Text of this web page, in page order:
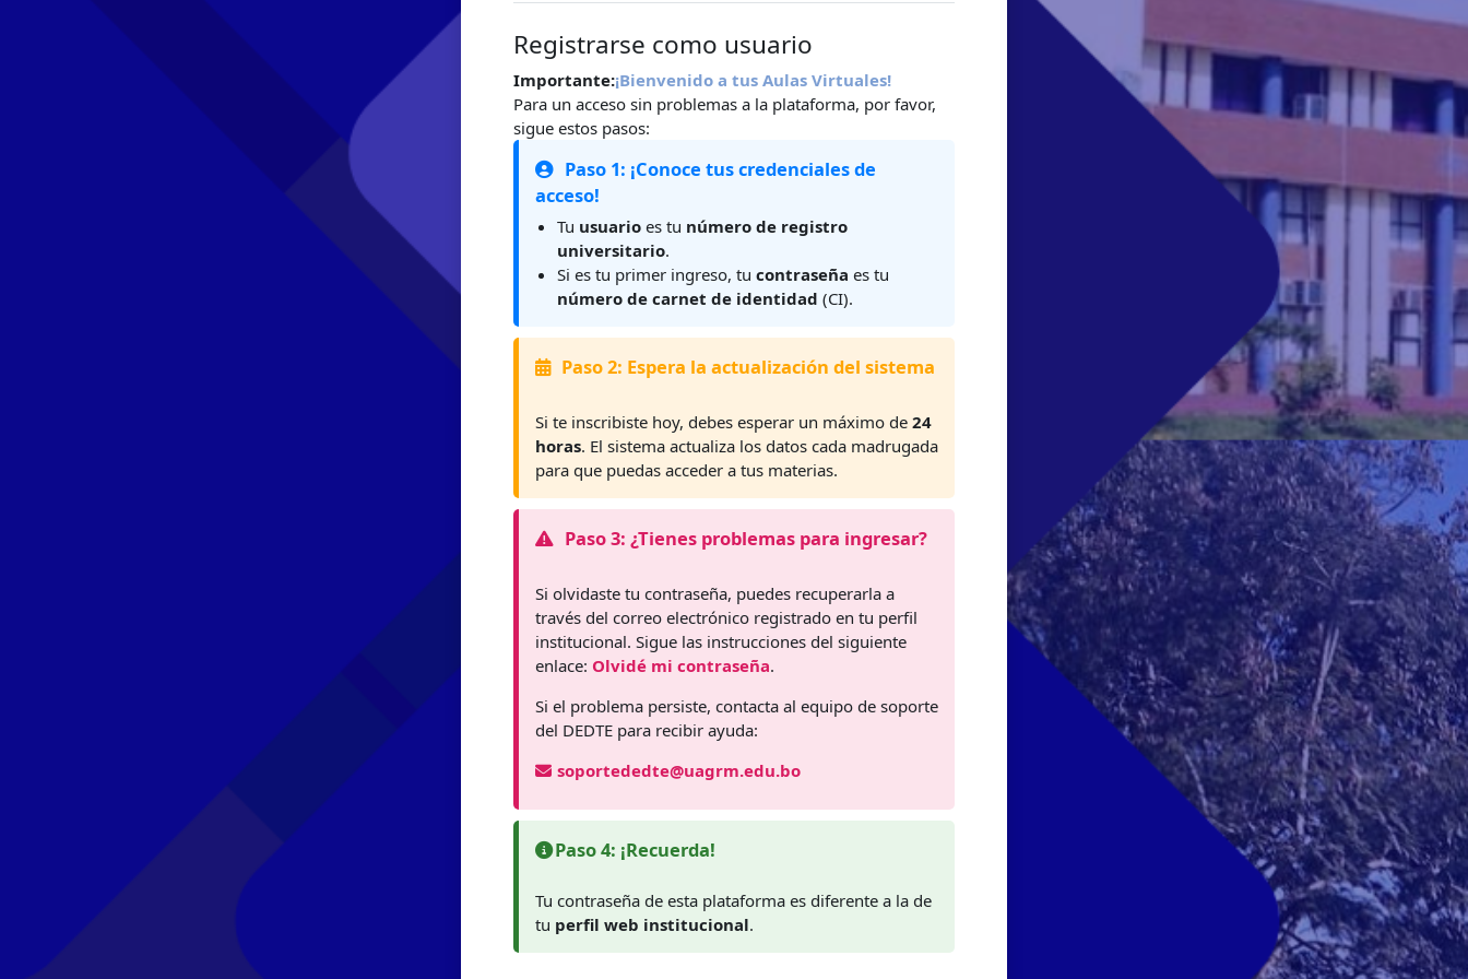
Registrarse como usuario
Importante:¡Bienvenido a tus Aulas Virtuales!
Para un acceso sin problemas a la plataforma, por favor,
sigue estos pasos:
Paso 1: ¡Conoce tus credenciales de
acceso!
Tu usuario es tu número de registro
universitario.
Si es tu primer ingreso, tu contraseña es tu
número de carnet de identidad (CI).
Paso 2: Espera la actualización del sistema
Si te inscribiste hoy, debes esperar un máximo de 24
horas. El sistema actualiza los datos cada madrugada
para que puedas acceder a tus materias.
Paso 3: ¿Tienes problemas para ingresar?
Si olvidaste tu contraseña, puedes recuperarla a
través del correo electrónico registrado en tu perfil
institucional. Sigue las instrucciones del siguiente
enlace: Olvidé mi contraseña.
Si el problema persiste, contacta al equipo de soporte
del DEDTE para recibir ayuda:
soportededte@uagrm.edu.bo
Paso 4: ¡Recuerda!
Tu contraseña de esta plataforma es diferente a la de
tu perfil web institucional.